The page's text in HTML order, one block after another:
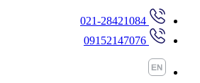
021-28421084
09152147076